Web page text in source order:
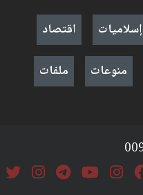
إسلاميات
اقتصاد
منوعات ملفات